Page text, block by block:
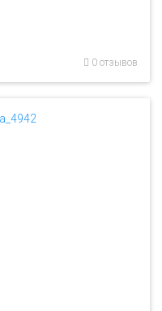
0 отзывов